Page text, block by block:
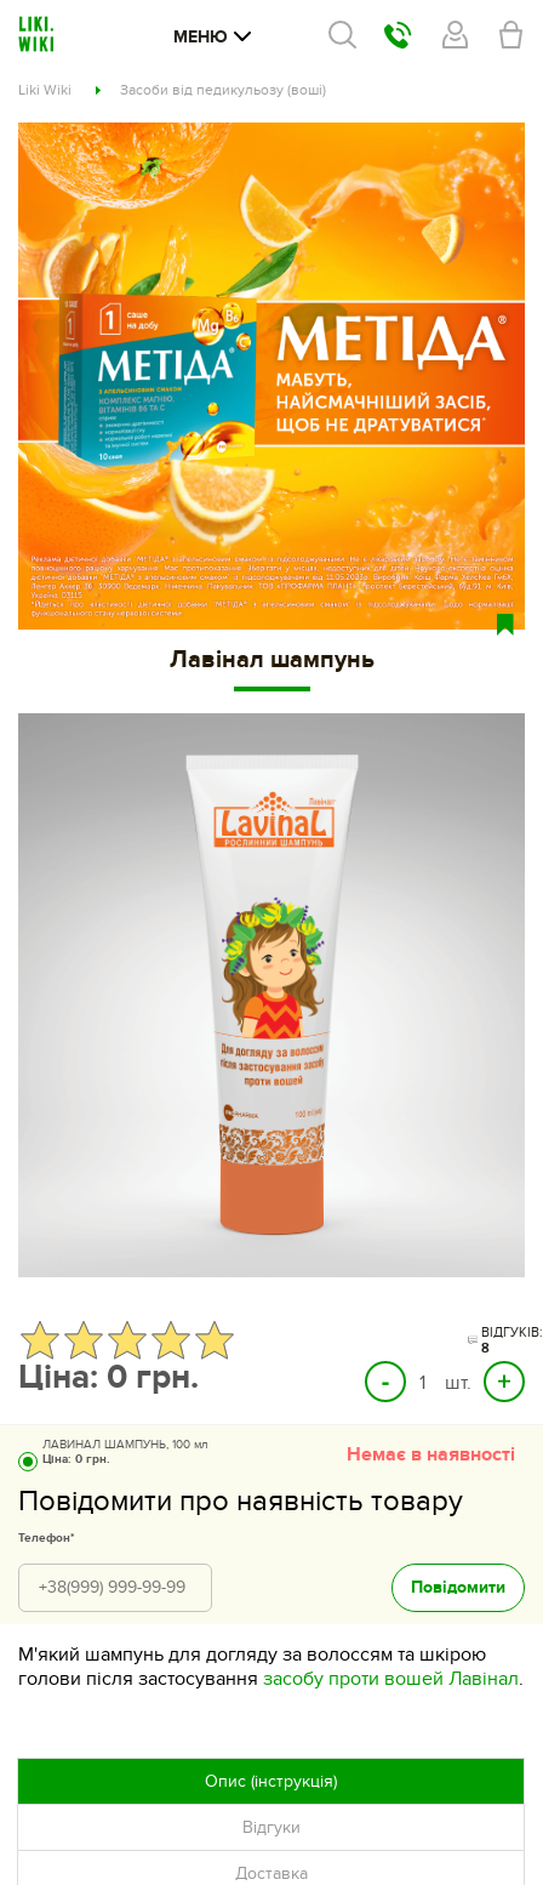
МЕНЮ
Liki Wiki Засоби від педикульозу (воші)
Лавінал шампунь
ВІДГУКІВ:
8
Ціна: 0 грн. шт.
ЛАВИНАЛ ШАМПУНЬ, 100 мл
Ціна: 0 грн. Немає в наявності
Повідомити про наявність товару
Телефон*
Повідомити
М'який шампунь для догляду за волоссям та шкірою
голови після застосування засобу проти вошей Лавінал.
Опис (інструкція)
Відгуки
Доставка